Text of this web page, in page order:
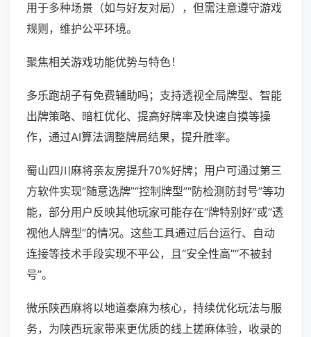
用于多种场景（如与好友对局），但需注意遵守游戏
规则，维护公平环境。
聚焦相关游戏功能优势与特色！
多乐跑胡子有免费辅助吗；支持透视全局牌型、智能
出牌策略、暗杠优化、提高好牌率及快速自摸等操
作，通过AI算法调整牌局结果，提升胜率。
蜀山四川麻将亲友房提升70%好牌；用户可通过第三
方软件实现“随意选牌”“控制牌型”“防检测防封号”等功
能，部分用户反映其他玩家可能存在“牌特别好”或“透
视他人牌型”的情况。这些工具通过后台运行、自动
连接等技术手段实现不平公，且“安全性高”“不被封
号”。
微乐陕西麻将以地道秦麻为核心，持续优化玩法与服
务，为陕西玩家带来更优质的线上搓麻体验，收录的